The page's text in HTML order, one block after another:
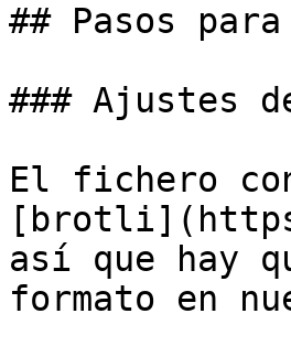
## Pasos
### Ajustes
El fichero
así que hay
formato en